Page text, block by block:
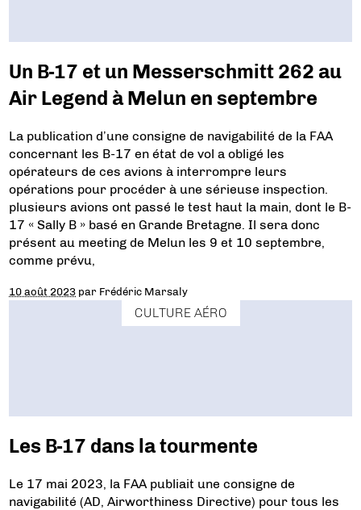
Un B-17 et un Messerschmitt 262 au
Air Legend à Melun en septembre
La publication d’une consigne de navigabilité de la FAA
concernant les B-17 en état de vol a obligé les
opérateurs de ces avions à interrompre leurs
opérations pour procéder à une sérieuse inspection.
plusieurs avions ont passé le test haut la main, dont le B-
17 « Sally B » basé en Grande Bretagne. Il sera donc
présent au meeting de Melun les 9 et 10 septembre,
comme prévu,
10 août 2023 par Frédéric Marsaly
CULTURE AÉRO
Les B-17 dans la tourmente
Le 17 mai 2023, la FAA publiait une consigne de
navigabilité (AD, Airworthiness Directive) pour tous les